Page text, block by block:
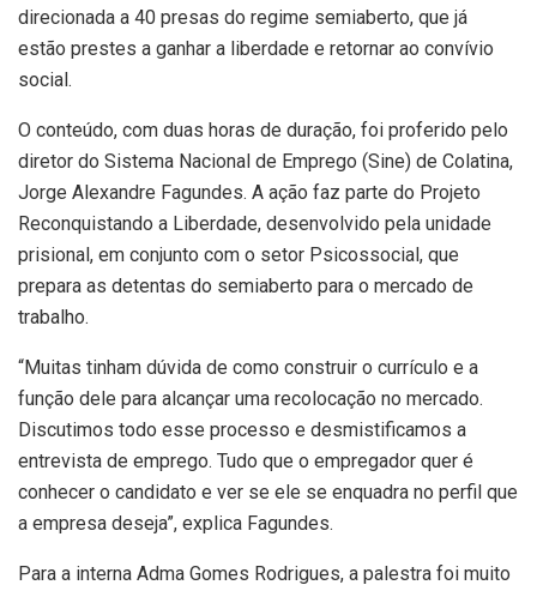
direcionada a 40 presas do regime semiaberto, que já
estão prestes a ganhar a liberdade e retornar ao convívio
social.
O conteúdo, com duas horas de duração, foi proferido pelo
diretor do Sistema Nacional de Emprego (Sine) de Colatina,
Jorge Alexandre Fagundes. A ação faz parte do Projeto
Reconquistando a Liberdade, desenvolvido pela unidade
prisional, em conjunto com o setor Psicossocial, que
prepara as detentas do semiaberto para o mercado de
trabalho.
“Muitas tinham dúvida de como construir o currículo e a
função dele para alcançar uma recolocação no mercado.
Discutimos todo esse processo e desmistificamos a
entrevista de emprego. Tudo que o empregador quer é
conhecer o candidato e ver se ele se enquadra no perfil que
a empresa deseja”, explica Fagundes.
Para a interna Adma Gomes Rodrigues, a palestra foi muito